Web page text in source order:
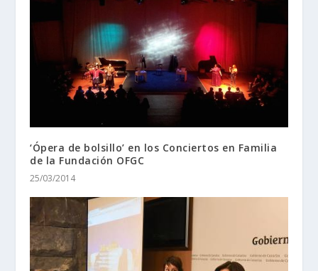
‘Ópera de bolsillo’ en los Conciertos en Familia
de la Fundación OFGC
25/03/2014